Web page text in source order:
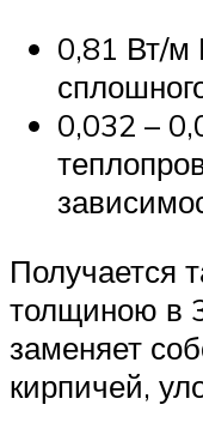
0,81 Вт/м
0,032 –
Получается
толщиною в
заменяет
кирпичей,